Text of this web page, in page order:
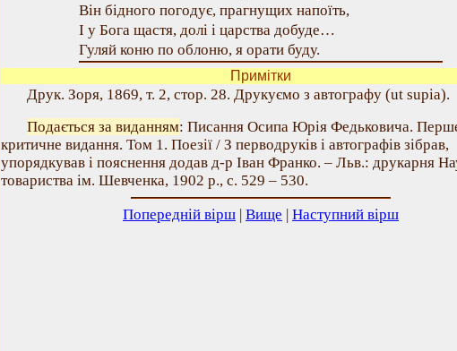
Він бідного погодує, прагнущих напоїть,
І у Бога щастя, долі і царства добуде…
Гуляй коню по облоню, я орати буду.
Примітки
Друк. Зоря, 1869, т. 2, стор. 28. Друкуємо з автографу (ut supia).
Подається за виданням: Писання Осипа Юрія Федьковича.
критичне видання. Том 1. Поезії / З перводруків і автографів зібрав,
упорядкував і пояснення додав д-р Іван Франко. – Льв.: друкарня
товариства ім. Шевченка, 1902 р., с. 529 – 530.
Попередній вірш | Вище | Наступний вірш